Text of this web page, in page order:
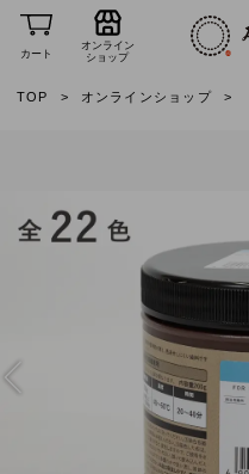
カート
オンライン
ショップ
TOP オンラインショップ
Previous